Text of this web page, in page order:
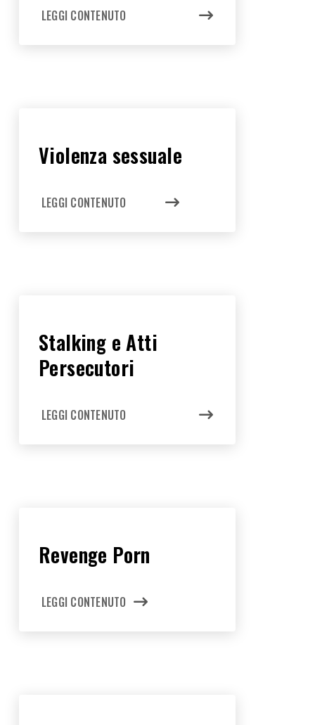
LEGGI CONTENUTO
Violenza sessuale
LEGGI CONTENUTO
Stalking e Atti
Persecutori
LEGGI CONTENUTO
Revenge Porn
LEGGI CONTENUTO